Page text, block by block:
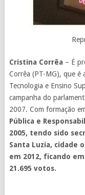
Cristina Corrêa – É
Corrêa (PT-MG), que é
Tecnologia e Ensino
campanha do
2007. Com formação
Pública e
2005, tendo sido
Santa Luzia, cidade
em 2012, ficando
21.695 votos.